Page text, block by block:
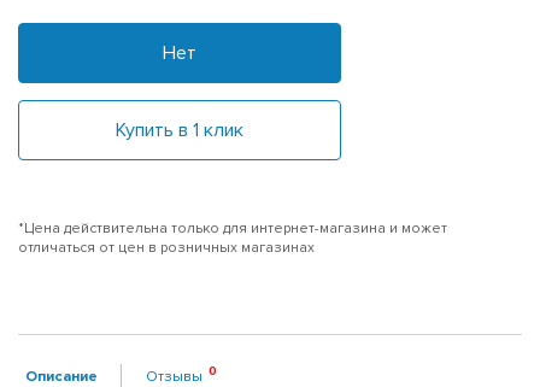
Нет
Купить в 1 клик
*Цена действительна только для интернет-магазина и может
отличаться от цен в розничных магазинах
Описание Отзывы